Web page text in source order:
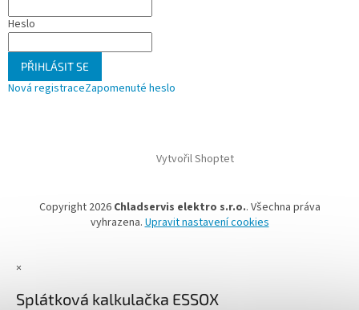
Heslo
PŘIHLÁSIT SE
Nová registraceZapomenuté heslo
Vytvořil Shoptet
Copyright 2026 Chladservis elektro s.r.o.. Všechna práva
vyhrazena.Upravit nastavení cookies
×
Splátková kalkulačka ESSOX